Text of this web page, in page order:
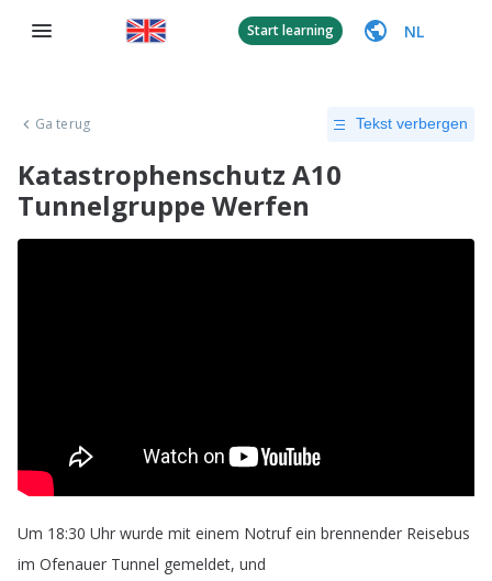
Start learning NL
Ga terug Tekst verbergen
Katastrophenschutz A10
Tunnelgruppe Werfen
Um 18:30 Uhr wurde mit einem Notruf ein brennender Reisebus
im Ofenauer Tunnel gemeldet, und